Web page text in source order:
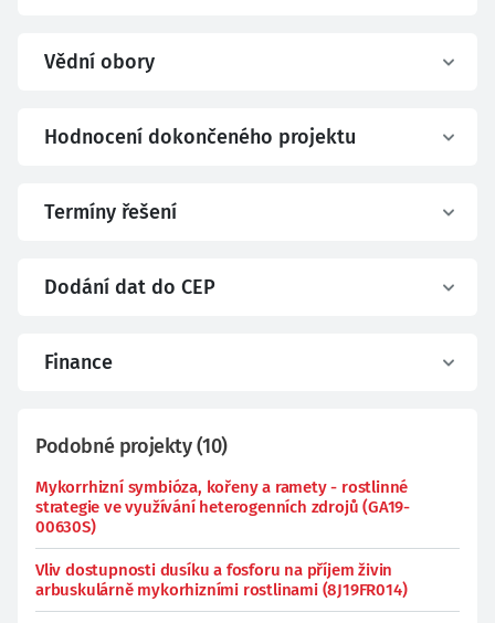
Vědní obory
Hodnocení dokončeného projektu
Termíny řešení
Dodání dat do CEP
Finance
Podobné projekty(10)
Mykorrhizní symbióza, kořeny a ramety - rostlinné
strategie ve využívání heterogenních zdrojů (GA19-
00630S)
Vliv dostupnosti dusíku a fosforu na příjem živin
arbuskulárně mykorhizními rostlinami (8J19FR014)